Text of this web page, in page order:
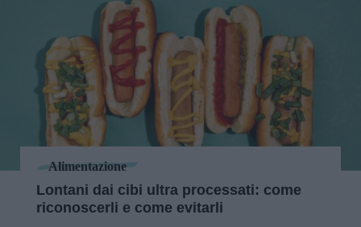
Alimentazione
Lontani dai cibi ultra processati: come
riconoscerli e come evitarli